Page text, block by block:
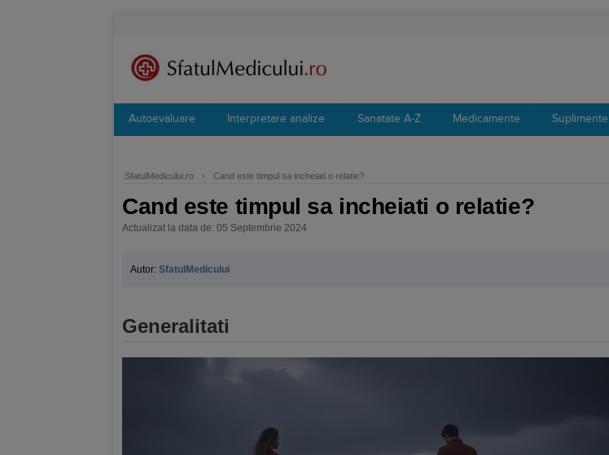
Autoevaluare Interpretare analize Sanatate A-Z Medicamente Suplimente
SfatulMedicului.ro › Cand este timpul sa incheiati o relatie?
Cand este timpul sa incheiati o relatie?
Actualizat la data de: 05 Septembrie 2024
Autor: SfatulMedicului
Generalitati